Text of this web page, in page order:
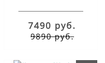
7490 руб.
9890 руб.